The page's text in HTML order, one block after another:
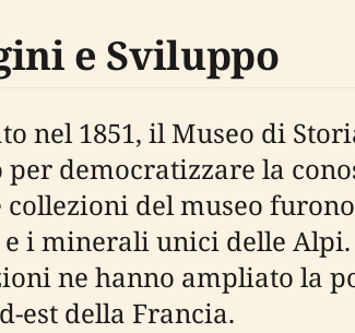
e Sviluppo
nel 1851, il Museo di
per democratizzare la
del museo
i minerali unici delle
ne hanno ampliato la
est della Francia.